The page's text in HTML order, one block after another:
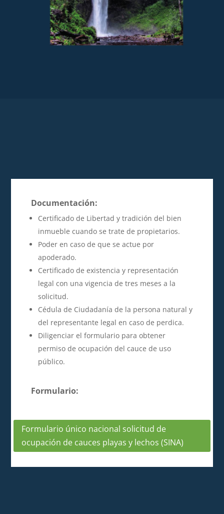
Documentación:
Certificado de Libertad y tradición del bien
inmueble cuando se trate de propietarios.
Poder en caso de que se actue por
apoderado.
Certificado de existencia y representación
legal con una vigencia de tres meses a la
solicitud.
Cédula de Ciudadanía de la persona natural y
del representante legal en caso de perdica.
Diligenciar el formulario para obtener
permiso de ocupación del cauce de uso
público.
Formulario:
Formulario único nacional solicitud de
ocupación de cauces playas y lechos (SINA)